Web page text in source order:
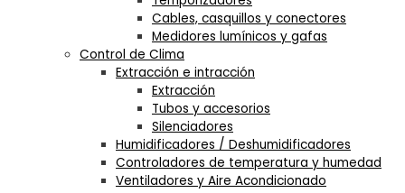
Cables, casquillos y conectores
Medidores lumínicos y gafas
Control de Clima
Extracción e intracción
Extracción
Tubos y accesorios
Silenciadores
Humidificadores / Deshumidificadores
Controladores de temperatura y humedad
Ventiladores y Aire Acondicionado